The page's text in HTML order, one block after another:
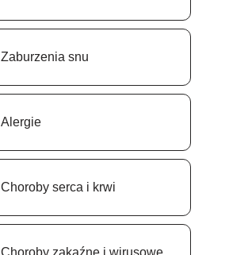
Zaburzenia snu
Аlergie
Сhoroby serca i krwi